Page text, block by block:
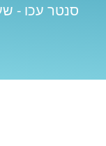
סנטר עכו -